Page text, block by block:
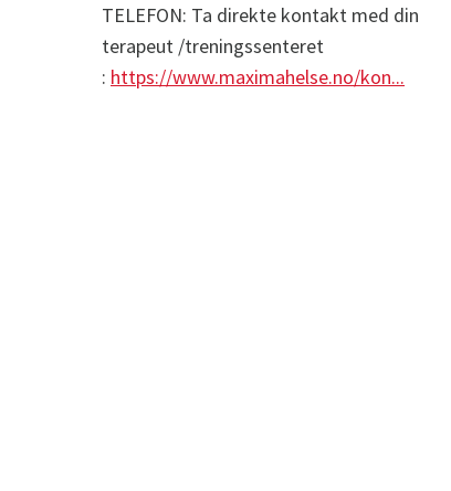
TELEFON: Ta direkte kontakt med din
terapeut /treningssenteret
: https://www.maximahelse.no/kon...